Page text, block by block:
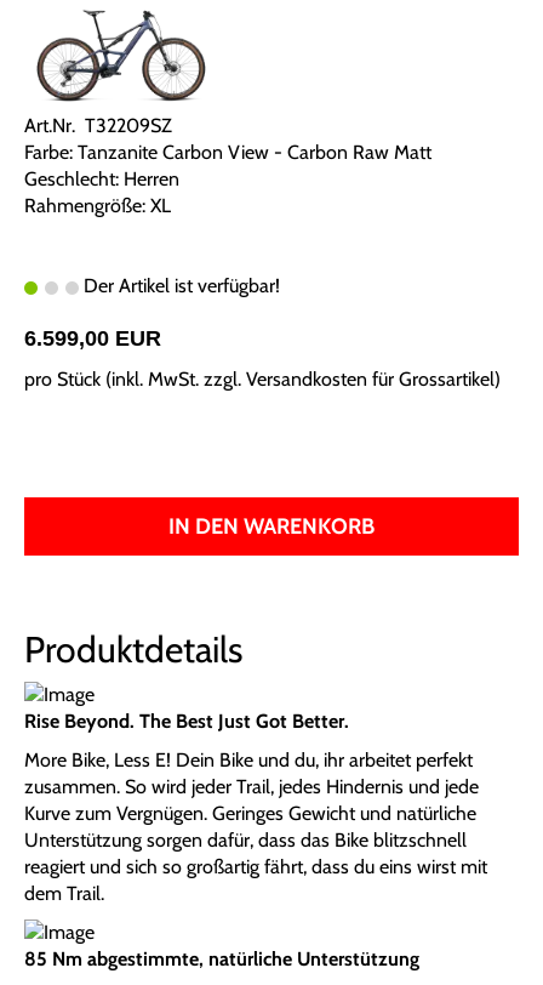
Art.Nr. T32209SZ
Farbe: Tanzanite Carbon View - Carbon Raw Matt
Geschlecht: Herren
Rahmengröße: XL
Der Artikel ist verfügbar!
6.599,00 EUR
pro Stück (inkl. MwSt. zzgl. Versandkosten für Grossartikel)
IN DEN WARENKORB
Produktdetails
Rise Beyond. The Best Just Got Better.
More Bike, Less E! Dein Bike und du, ihr arbeitet perfekt
zusammen. So wird jeder Trail, jedes Hindernis und jede
Kurve zum Vergnügen. Geringes Gewicht und natürliche
Unterstützung sorgen dafür, dass das Bike blitzschnell
reagiert und sich so großartig fährt, dass du eins wirst mit
dem Trail.
85 Nm abgestimmte, natürliche Unterstützung